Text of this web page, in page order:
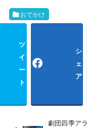
おでかけ
ツ
イ
ー
ト
シ
ェ
ア
劇団四季ア